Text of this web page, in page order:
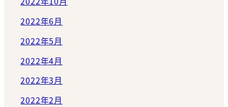
2022年6月
2022年5月
2022年4月
2022年3月
2022年2月